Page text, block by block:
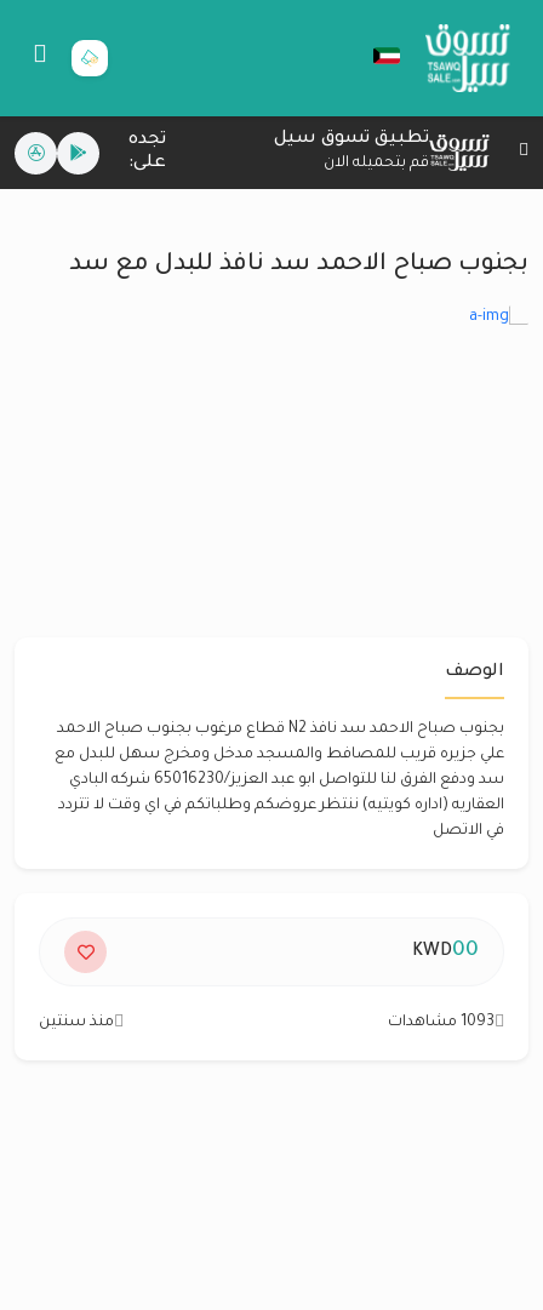
تطبيق تسوق سيل
قم بتحميله الان
تجده
على:
بجنوب صباح الاحمد سد نافذ للبدل مع سد
الوصف
بجنوب صباح الاحمد سد نافذ N2 قطاع مرغوب بجنوب صباح الاحمد
علي جزيره قريب للمصافط والمسجد مدخل ومخرج سهل للبدل مع
سد ودفع الفرق لنا للتواصل ابو عبد العزيز/65016230 شركه البادي
العقاريه (اداره كويتيه) ننتظر عروضكم وطلباتكم في اي وقت لا تتردد
في الاتصل
00
KWD
1093 مشاهدات منذ سنتين